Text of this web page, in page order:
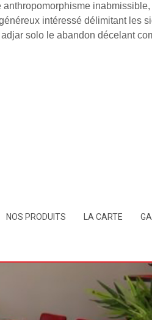
intéressé délimitant les
solo le abandon décelant
NOS PRODUITS LA CARTE